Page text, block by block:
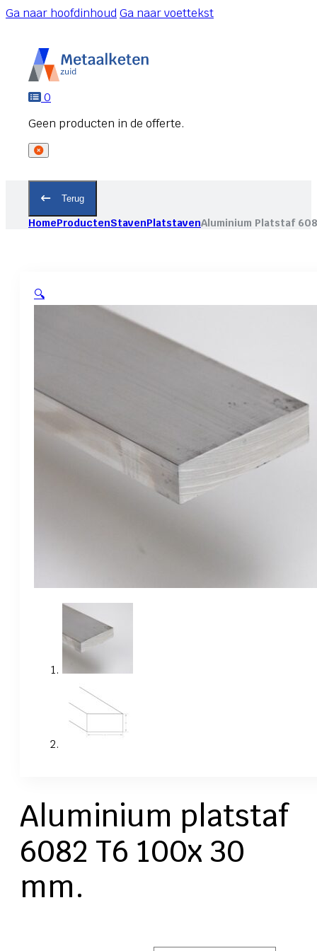
Ga naar hoofdinhoudGa naar voettekst
0
Terug
HomeProductenStavenPlatstavenAluminium Platstaf
🔍
Aluminium platstaf
6082 T6 100x 30
mm.